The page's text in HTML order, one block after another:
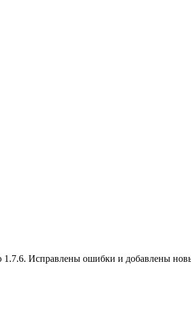
Исправлены ошибки и добавлены